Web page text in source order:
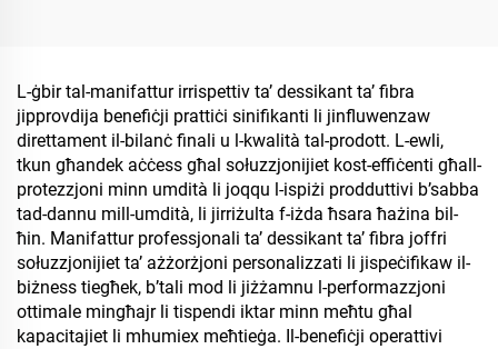
L-ġbir tal-manifattur irrispettiv ta’ dessikant ta’ fibra
jipprovdija benefiċji prattiċi sinifikanti li jinfluwenzaw
direttament il-bilanċ finali u l-kwalità tal-prodott. L-ewli,
tkun għandek aċċess għal sołuzzjonijiet kost-effiċenti għall-
protezzjoni minn umdità li joqqu l-ispiżi prodduttivi b’sabba
tad-dannu mill-umdità, li jirriżulta f-iżda ħsara ħażina bil-
ħin. Manifattur professjonali ta’ dessikant ta’ fibra joffri
sołuzzjonijiet ta’ ażżorżjoni personalizzati li jispeċifikaw il-
biżness tiegħek, b’tali mod li jiżżamnu l-performazzjoni
ottimale mingħajr li tispendi iktar minn meħtu għal
kapacitajiet li mhumiex meħtieġa. Il-benefiċji operattivi